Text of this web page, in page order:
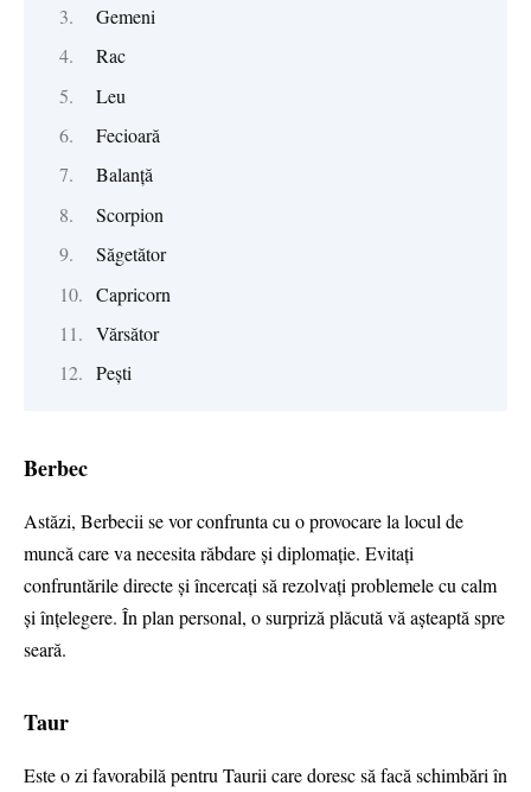
Gemeni
Rac
Leu
Fecioară
Balanță
Scorpion
Săgetător
Capricorn
Vărsător
Pești
Berbec
Astăzi, Berbecii se vor confrunta cu o provocare la locul de
muncă care va necesita răbdare și diplomație. Evitați
confruntările directe și încercați să rezolvați problemele cu calm
și înțelegere. În plan personal, o surpriză plăcută vă așteaptă spre
seară.
Taur
Este o zi favorabilă pentru Taurii care doresc să facă schimbări în